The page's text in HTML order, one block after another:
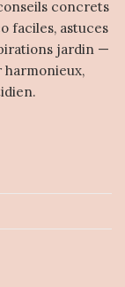
concrets
faciles, astuces
jardin —